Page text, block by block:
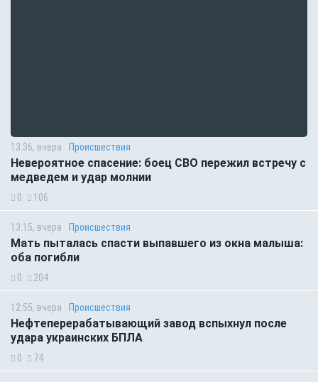
13:36, вчера Происшествия
Невероятное спасение: боец СВО пережил встречу с
медведем и удар молнии
0 106
13:15, вчера Происшествия
Мать пыталась спасти выпавшего из окна малыша:
оба погибли
0 204
12:55, вчера Происшествия
Нефтеперерабатывающий завод вспыхнул после
удара украинских БПЛА
0 74